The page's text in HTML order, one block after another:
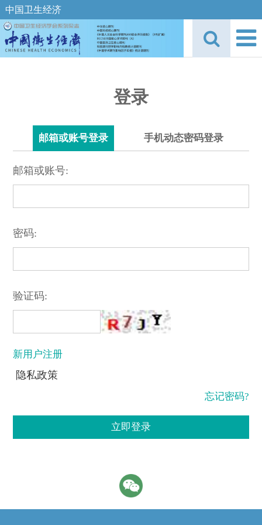
中国卫生经济
登录
邮箱或账号登录 手机动态密码登录
邮箱或账号:
密码:
验证码:
新用户注册
隐私政策
忘记密码?
立即登录